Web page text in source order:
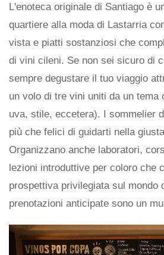
L'enoteca originale di Santiago è
quartiere alla moda di Lastarria
vista e piatti sostanziosi che
di vini cileni. Se non sei sicuro di
sempre degustare il tuo viaggio
un volo di tre vini uniti da un tema
uva, stile, eccetera). I sommelier
più che felici di guidarti nella
Organizzano anche laboratori,
lezioni introduttive per coloro che
prospettiva privilegiata sul mondo
prenotazioni anticipate sono un